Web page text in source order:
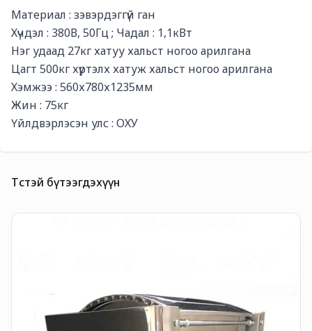
Материал : зэвэрдэггүй ган
Хүчдэл : 380В, 50Гц ; Чадал : 1,1кВт
Нэг удаад 27кг хатуу хальст ногоо арилгана
Цагт 500кг хүртэлх хатуж хальст ногоо арилгана
Хэмжээ : 560х780х1235мм
Жин : 75кг
Үйлдвэрлэсэн улс : ОХУ
Төстэй бүтээгдэхүүн